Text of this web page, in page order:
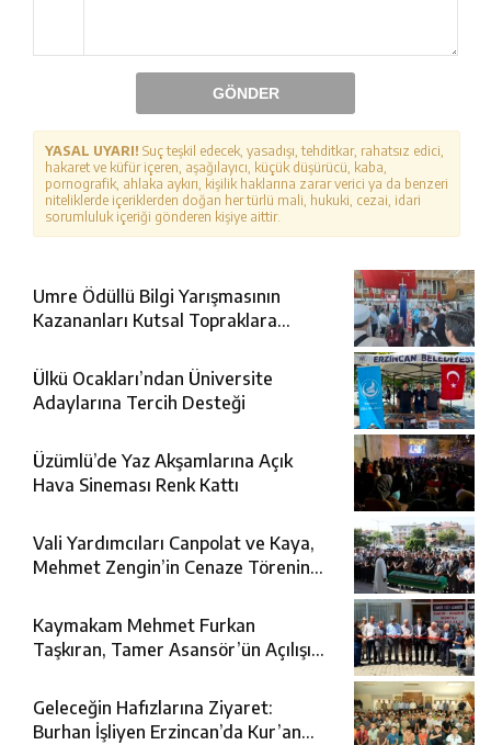
GÖNDER
YASAL UYARI! Suç teşkil edecek, yasadışı, tehditkar, rahatsız edici,
hakaret ve küfür içeren, aşağılayıcı, küçük düşürücü, kaba,
pornografik, ahlaka aykırı, kişilik haklarına zarar verici ya da benzeri
niteliklerde içeriklerden doğan her türlü mali, hukuki, cezai, idari
sorumluluk içeriği gönderen kişiye aittir.
Umre Ödüllü Bilgi Yarışmasının
Kazananları Kutsal Topraklara
Ülkü Ocakları’ndan Üniversite
Adaylarına Tercih Desteği
Üzümlü’de Yaz Akşamlarına Açık
Hava Sineması Renk Kattı
Vali Yardımcıları Canpolat ve Kaya,
Mehmet Zengin’in Cenaze Törenine
Kaymakam Mehmet Furkan
Taşkıran, Tamer Asansör’ün Açılışına
Geleceğin Hafızlarına Ziyaret:
Burhan İşliyen Erzincan’da Kur’an